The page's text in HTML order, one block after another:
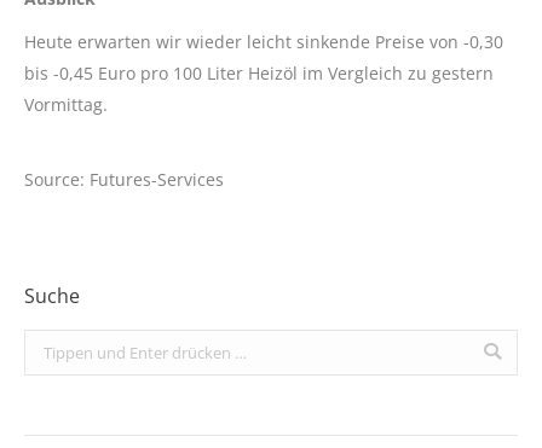
Heute erwarten wir wieder leicht sinkende Preise von -0,30
bis -0,45 Euro pro 100 Liter Heizöl im Vergleich zu gestern
Vormittag.
Source: Futures-Services
Suche
Search: